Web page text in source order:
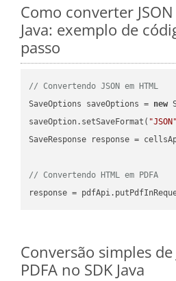
Como converter
Java: exemplo de
passo
// Convertendo JSON em HTML
SaveOptions saveOptions = new
saveOption.setSaveFormat( "JSON"
SaveResponse response =
// Convertendo HTML em PDFA
Conversão simples de
PDFA no SDK Java